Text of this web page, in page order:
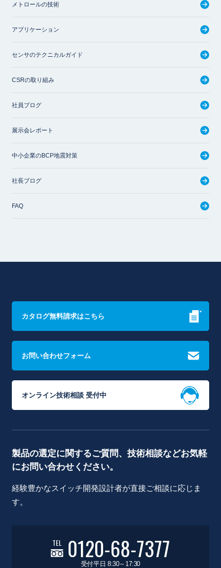
メトロールの技術
アプリケーション
センサのテクニカルガイド
CSRの取り組み
社員ブログ
展示会レポート
中小企業のBCP地震対策
社長ブログ
FAQ
カタログ無料請求はこちら
お問い合わせフォーム
オンライン技術相談 受付中
製品の選定に関するご質問、技術相談などお気軽
にお問い合わせください。
経験豊かなスイッチ開発設計者が直接ご相談に応じま
す。
TEL 0120-68-7377
受付平日 8:30～17:30